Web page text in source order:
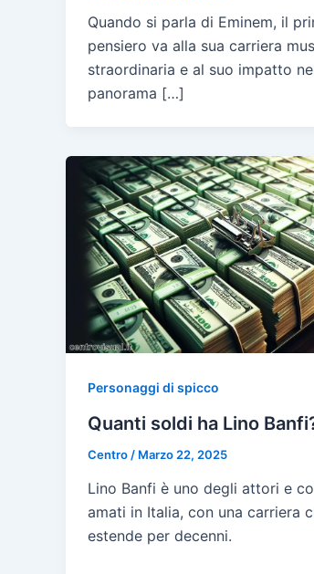
Quando si parla di Eminem, il
pensiero va alla sua carriera
straordinaria e al suo impatto
panorama […]
Personaggi di spicco
Quanti soldi ha Lino
Centro / Marzo 22, 2025
Lino Banfi è uno degli attori e
amati in Italia, con una carriera
estende per decenni.